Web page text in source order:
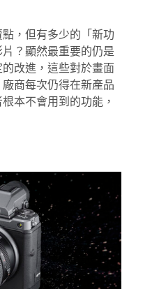
，但有多少的「新功
？顯然最重要的仍是
改進，這些對於畫面
商每次仍得在新產品
本不會用到的功能，